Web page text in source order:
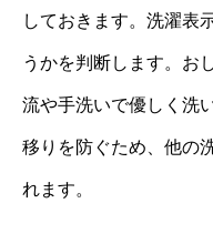
しておきます。洗濯表
うかを判断します。お
流や手洗いで優しく洗
移りを防ぐため、他の
れます。